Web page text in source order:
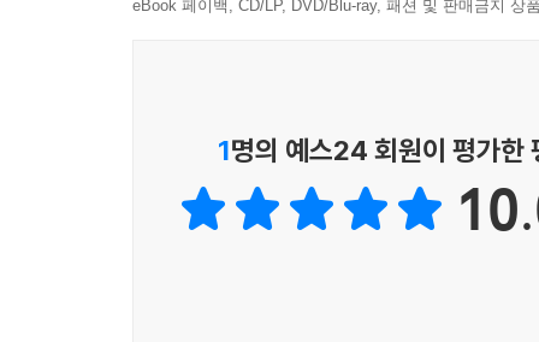
아이들의 삶을 바꾸는 열두 번의 역사 여행
물론 역사적 사실을 정확하게 파악하는 것은 중요
만나며 내가 왜 역사를 공부하는지, 역사가 나에
eBook 페이백, CD/LP, DVD/Blu-ray, 패션 및 판매금지 상
1명의 예스24 회원이 평가한